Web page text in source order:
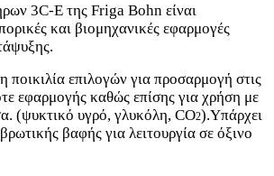
3C-E της Friga Bohn είναι
και βιομηχανικές εφαρμογές
ποικιλία επιλογών για προσαρμογή στις
εφαρμογής καθώς επίσης για χρήση με
(ψυκτικό υγρό, γλυκόλη, CO2).Υπάρχει
βαφής για λειτουργία σε όξινο